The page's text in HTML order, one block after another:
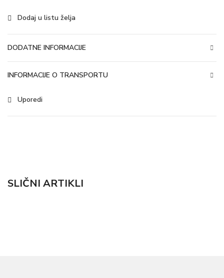
Dodaj u listu želja
DODATNE INFORMACIJE
INFORMACIJE O TRANSPORTU
Uporedi
SLIČNI ARTIKLI